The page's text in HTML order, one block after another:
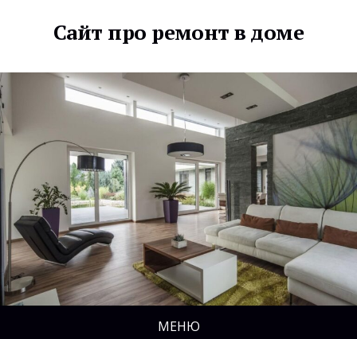
Сайт про ремонт в доме
МЕНЮ